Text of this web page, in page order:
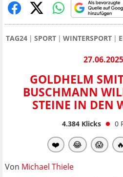
TAG24 SPORT WINTERSPORT
GOLDHELM
BUSCHMANN
STEINE IN DEN
4.384Klicks 0
❤️ 😂 😱 🔥
Von Michael Thiele